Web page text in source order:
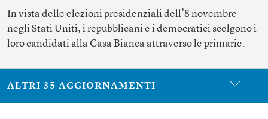
In vista delle elezioni presidenziali dell’8 novembre
negli Stati Uniti, i repubblicani e i democratici scelgono i
loro candidati alla Casa Bianca attraverso le primarie.
ALTRI 35 AGGIORNAMENTI